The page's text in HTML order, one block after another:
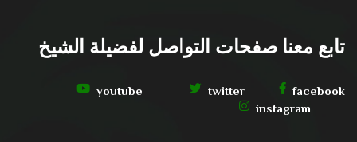
تابع معنا صفحات التواصل لفضيلة الشيخ
facebook
twitter
youtube
instagram